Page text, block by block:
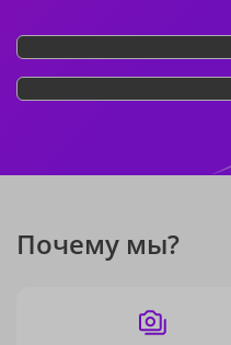
Почему мы?